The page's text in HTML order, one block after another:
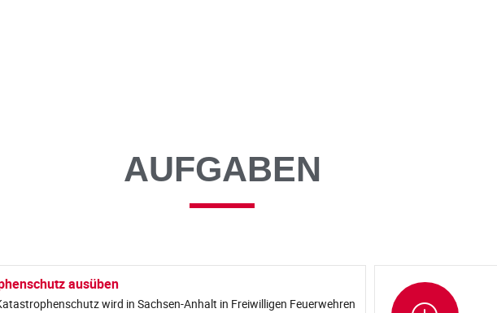
AUFGABEN
ausüben
wird in Sachsen-Anhalt in Freiwilligen Feuerwehren